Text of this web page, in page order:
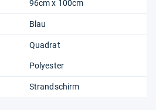
96cm x 100cm
Blau
Quadrat
Polyester
Strandschirm